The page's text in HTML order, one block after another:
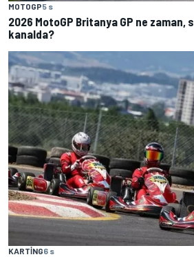
MOTOGP5 s
2026 MotoGP Britanya GP ne
kanalda?
KARTING6 s